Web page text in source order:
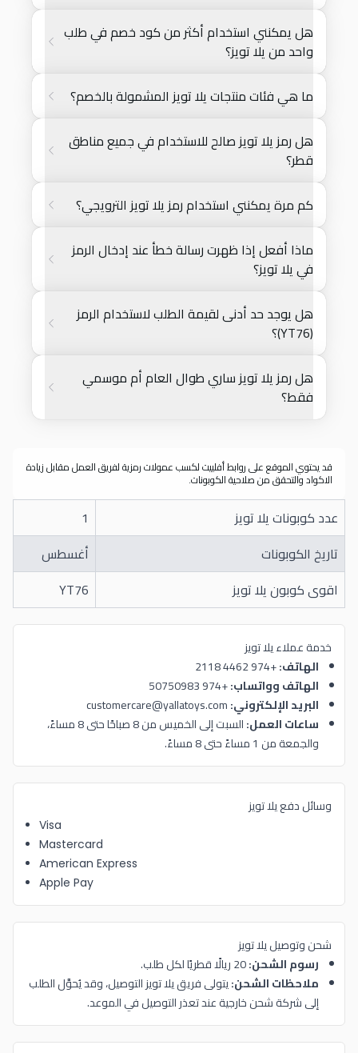
هل يمكنني استخدام أكثر من كود خصم في طلب
واحد من يلا تويز؟
ما هي فئات منتجات يلا تويز المشمولة بالخصم؟
هل رمز يلا تويز صالح للاستخدام في جميع مناطق
قطر؟
كم مرة يمكنني استخدام رمز يلا تويز الترويجي؟
ماذا أفعل إذا ظهرت رسالة خطأ عند إدخال الرمز
في يلا تويز؟
هل يوجد حد أدنى لقيمة الطلب لاستخدام الرمز
(YT76)؟
هل رمز يلا تويز ساري طوال العام أم موسمي
فقط؟
قد يحتوي الموقع على روابط أفلييت لكسب عمولات رمزية لفريق العمل مقابل زيادة
الاكواد والتحقق من صلاحية الكوبونات.
عدد كوبونات يلا تويز
1
تاريخ الكوبونات
أغسطس
اقوى كوبون يلا تويز
YT76
خدمة عملاء يلا تويز
الهاتف:+974 4462 2118
الهاتف وواتساب:+974 50750983
البريد الإلكتروني:
ساعات العمل:
السبت إلى الخميس من 8 صباحًا حتى 8 مساءً،
والجمعة من 1 مساءً حتى 8 مساءً.
وسائل دفع يلا تويز
Visa
Mastercard
American Express
Apple Pay
شحن وتوصيل يلا تويز
رسوم الشحن:
ملاحظات الشحن:يتولى فريق يلا تويز التوصيل، وقد يُحوَّل الطلب
إلى شركة شحن خارجية عند تعذر التوصيل في الموعد.